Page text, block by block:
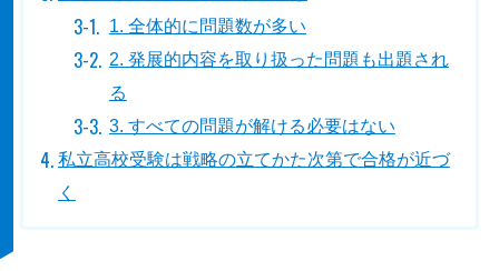
1. 全体的に問題数が多い
2. 発展的内容を取り扱った問題も出題され
る
3. すべての問題が解ける必要はない
私立高校受験は戦略の立てかた次第で合格が近づ
く